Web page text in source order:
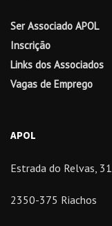
Ser Associado APOL
Inscrição
Links dos Associados
Vagas de Emprego
APOL
Estrada do Relvas, 31
2350-375 Riachos